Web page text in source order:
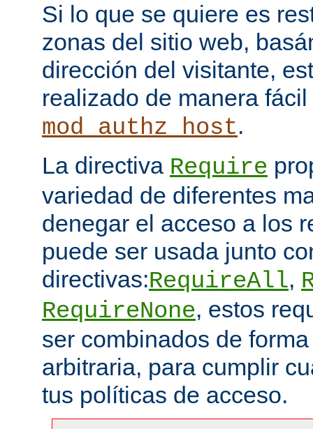
Si lo que se quiere es
zonas del sitio web,
dirección del visitante,
realizado de manera
mod_authz_host.
La directiva Require
variedad de diferentes
denegar el acceso a los
puede ser usada junto
directivas:RequireAll,
RequireNone, estos
ser combinados de
arbitraria, para cumplir
tus políticas de acceso.